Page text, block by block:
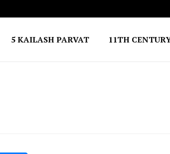
5 KAILASH PARVAT 11TH